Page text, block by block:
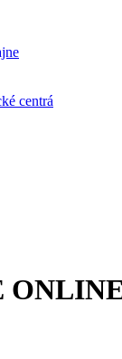
centrá